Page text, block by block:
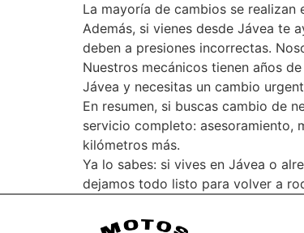
La mayoría de cambios se
Además, si vienes desde Jávea te
deben a presiones incorrectas.
Nuestros mecánicos tienen años
Jávea y necesitas un cambio
En resumen, si buscas cambio de
servicio completo: asesoramiento,
kilómetros más.
Ya lo sabes: si vives en Jávea o
dejamos todo listo para volver a